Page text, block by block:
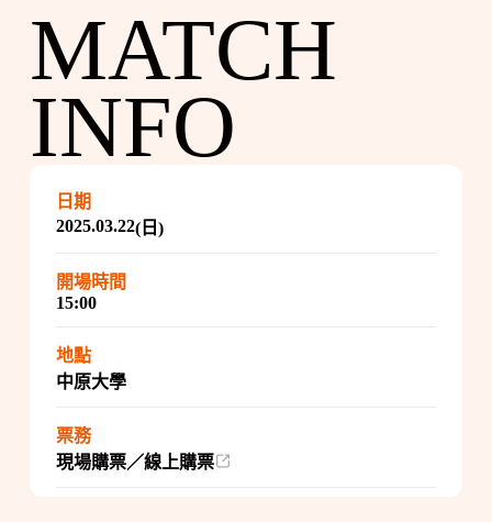
MATCH
INFO
日期
2025.03.22(日)
開場時間
15:00
地點
中原大學
票務
現場購票／線上購票